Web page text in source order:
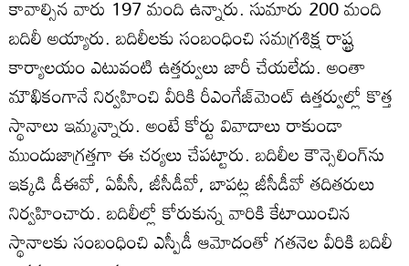
కావాల్సిన వారు 197 మంది ఉన్నారు. సుమారు 200 మంది
బదిలీ అయ్యారు. బదిలీలకు సంబంధించి సమగ్రశిక్ష రాష్ట్ర
కార్యాలయం ఎటువంటి ఉత్తర్వులు జారీ చేయలేదు. అంతా
మౌఖికంగానే నిర్వహించి వీరికి రీఎంగేజ్‌మెంట్‌ ఉత్తర్వుల్లో కొత్త
స్థానాలు ఇమ్మన్నారు. అంటే కోర్టు వివాదాలు రాకుండా
ముందుజాగ్రత్తగా ఈ చర్యలు చేపట్టారు. బదిలీల కౌన్సెలింగ్‌ను
ఇక్కడి డీఈవో, ఏపీసీ, జీసీడీవో, బాపట్ల జీసీడీవో తదితరులు
నిర్వహించారు. బదిలీల్లో కోరుకున్న వారికి కేటాయించిన
స్థానాలకు సంబంధించి ఎస్పీడీ ఆమోదంతో గతనెల వీరికి బదిలీ